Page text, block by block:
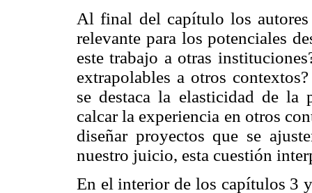
Al final del capítulo los
relevante para los potenciales
este trabajo a otras
extrapolables a otros
se destaca la elasticidad de la
calcar la experiencia en otros
diseñar proyectos que se
nuestro juicio, esta cuestión
En el interior de los capítulos 3